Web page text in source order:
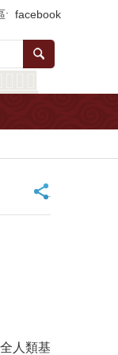
facebook
_
人類基